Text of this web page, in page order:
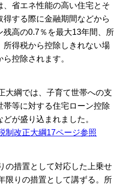
、省エネ性能の高い住宅とそ
する際に金融期間などから
残高の0.7％を最大13年間、所
所得税から控除しきれない場
控除されます。
大綱では、子育て世帯への支
帯等に対する住宅ローン控除
が盛り込まれました。
制改正大綱17ページ参照
の措置として対応した上乗せ
限りの措置として講ずる。所